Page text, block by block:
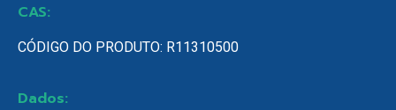
CAS:
CÓDIGO DO PRODUTO: R11310500
Dados: